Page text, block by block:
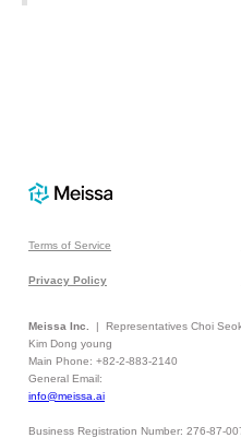
Terms of Service
Privacy Policy
Meissa Inc.
| Representatives Choi Seok
Kim Dong young
Main Phone: +82-2-883-2140
General Email:
info@meissa.ai
Business Registration Number: 276-87-